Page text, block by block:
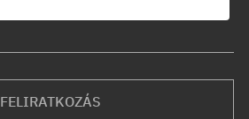
FELIRATKOZÁS